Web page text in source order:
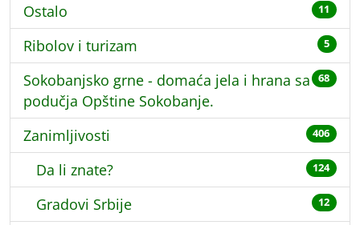
Ostalo 11
Ribolov i turizam 5
Sokobanjsko grne - domaća jela i hrana sa
podučja Opštine Sokobanje.
68
Zanimljivosti 406
Da li znate? 124
Gradovi Srbije 12